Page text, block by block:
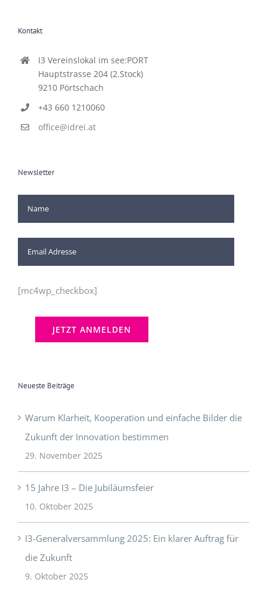
Kontakt
I3 Vereinslokal im see:PORT
Hauptstrasse 204 (2.Stock)
9210 Pörtschach
+43 660 1210060
office@idrei.at
Newsletter
[mc4wp_checkbox]
Neueste Beiträge
Warum Klarheit, Kooperation und einfache Bilder die
Zukunft der Innovation bestimmen
29. November 2025
15 Jahre I3 – Die Jubiläumsfeier
10. Oktober 2025
I3-Generalversammlung 2025: Ein klarer Auftrag für
die Zukunft
9. Oktober 2025